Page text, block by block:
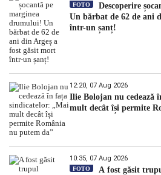
FOTO
Descoperire
Un bărbat de 62 de ani
într-un șanț!
12:20, 07 Aug 2026
Ilie Bolojan nu cedează
mult decât își permite
10:35, 07 Aug 2026
FOTO
A fost găsit